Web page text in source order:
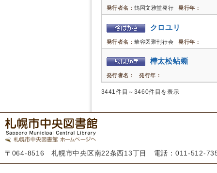
発行者名：鶴岡文雅堂発行 発行年：
クロユリ
発行者名：華容図聚刊行会 発行年：
樺太松蛅蟖
発行者名： 発行年：
3441件目～3460件目を表示
〒064-8516 札幌市中央区南22条西13丁目 電話：011-512-